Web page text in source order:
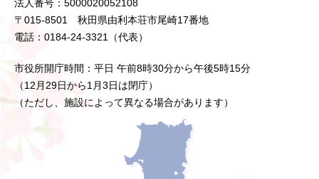
法人番号：5000020052108
〒015-8501 秋田県由利本荘市尾崎17番地
電話：0184-24-3321（代表）
市役所開庁時間：平日 午前8時30分から午後5時15分
（12月29日から1月3日は閉庁）
（ただし、施設によって異なる場合があります）